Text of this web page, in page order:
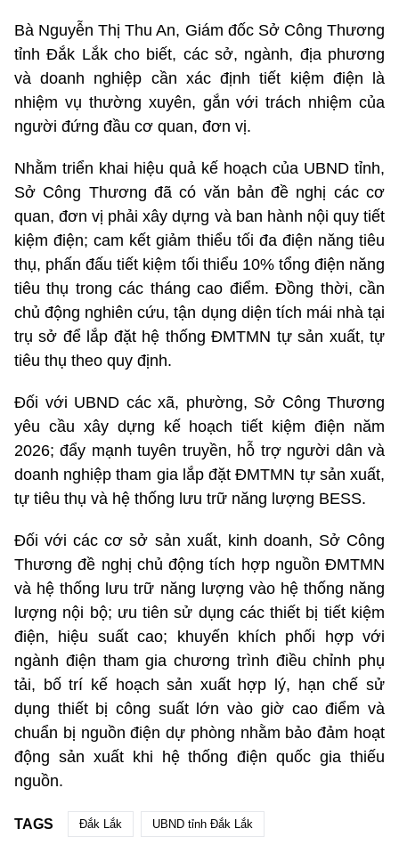
Bà Nguyễn Thị Thu An, Giám đốc Sở Công Thương
tỉnh Đắk Lắk cho biết, các sở, ngành, địa phương
và doanh nghiệp cần xác định tiết kiệm điện là
nhiệm vụ thường xuyên, gắn với trách nhiệm của
người đứng đầu cơ quan, đơn vị.
Nhằm triển khai hiệu quả kế hoạch của UBND tỉnh,
Sở Công Thương đã có văn bản đề nghị các cơ
quan, đơn vị phải xây dựng và ban hành nội quy tiết
kiệm điện; cam kết giảm thiểu tối đa điện năng tiêu
thụ, phấn đấu tiết kiệm tối thiểu 10% tổng điện năng
tiêu thụ trong các tháng cao điểm. Đồng thời, cần
chủ động nghiên cứu, tận dụng diện tích mái nhà tại
trụ sở để lắp đặt hệ thống ĐMTMN tự sản xuất, tự
tiêu thụ theo quy định.
Đối với UBND các xã, phường, Sở Công Thương
yêu cầu xây dựng kế hoạch tiết kiệm điện năm
2026; đẩy mạnh tuyên truyền, hỗ trợ người dân và
doanh nghiệp tham gia lắp đặt ĐMTMN tự sản xuất,
tự tiêu thụ và hệ thống lưu trữ năng lượng BESS.
Đối với các cơ sở sản xuất, kinh doanh, Sở Công
Thương đề nghị chủ động tích hợp nguồn ĐMTMN
và hệ thống lưu trữ năng lượng vào hệ thống năng
lượng nội bộ; ưu tiên sử dụng các thiết bị tiết kiệm
điện, hiệu suất cao; khuyến khích phối hợp với
ngành điện tham gia chương trình điều chỉnh phụ
tải, bố trí kế hoạch sản xuất hợp lý, hạn chế sử
dụng thiết bị công suất lớn vào giờ cao điểm và
chuẩn bị nguồn điện dự phòng nhằm bảo đảm hoạt
động sản xuất khi hệ thống điện quốc gia thiếu
nguồn.
TAGS Đắk Lắk UBND tỉnh Đắk Lắk